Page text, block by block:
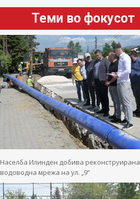
Теми во фокусот
Населба Илинден добива реконструирана
водоводна мрежа на ул. „9“